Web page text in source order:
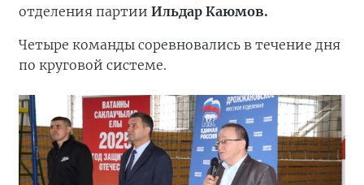
отделения партии Ильдар Каюмов.
Четыре команды соревновались в течение дня
по круговой системе.